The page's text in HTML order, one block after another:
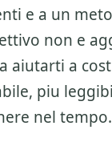
e a un
non e
aiutarti a
piu
nel tempo.